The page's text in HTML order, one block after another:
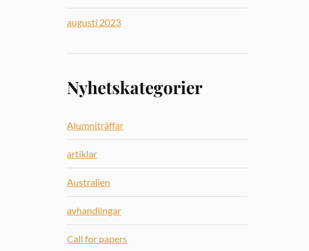
augusti 2023
Nyhetskategorier
Alumniträffar
artiklar
Australien
avhandlingar
Call for papers